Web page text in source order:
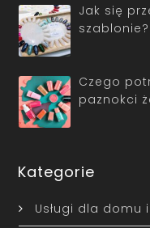
Jak się
szablonie?
Czego
paznokci
Kategorie
Usługi dla domu